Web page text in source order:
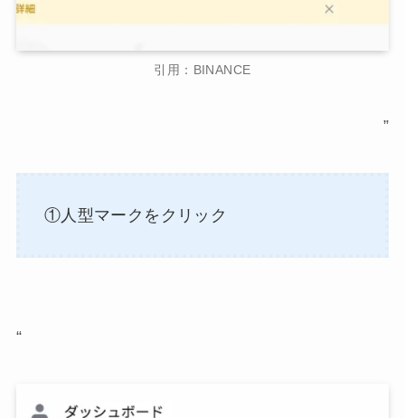
引用：BINANCE
”
①人型マークをクリック
“